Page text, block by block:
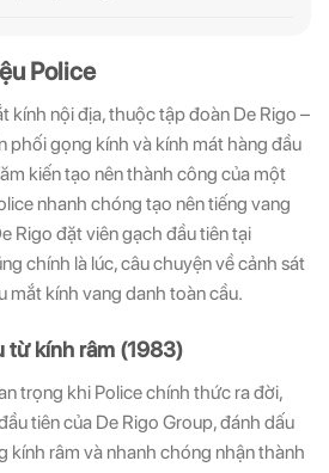
Police
kính nội địa, thuộc tập đoàn De Rigo –
phối gọng kính và kính mát hàng đầu
kiến tạo nên thành công của một
nhanh chóng tạo nên tiếng vang
Rigo đặt viên gạch đầu tiên tại
chính là lúc, câu chuyện về cảnh sát
mắt kính vang danh toàn cầu.
từ kính râm (1983)
trọng khi Police chính thức ra đời,
tiên của De Rigo Group, đánh dấu
kính râm và nhanh chóng nhận thành